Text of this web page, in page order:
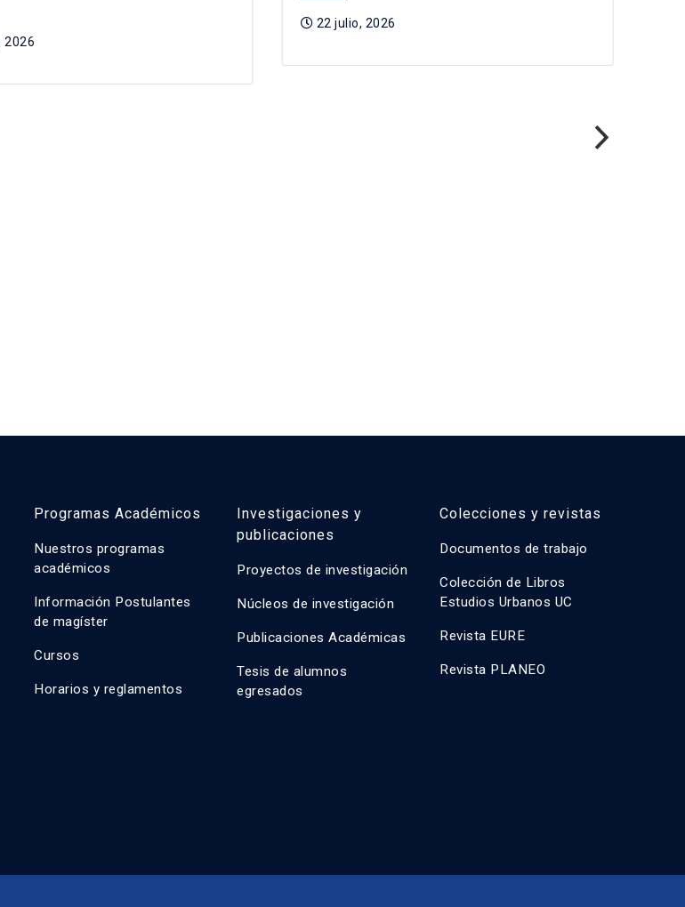
2026
22 julio, 2026
Programas Académicos
Nuestros programas
académicos
Información Postulantes
de magíster
Cursos
Horarios y reglamentos
Investigaciones y
publicaciones
Proyectos de investigación
Núcleos de investigación
Publicaciones Académicas
Tesis de alumnos
egresados
Colecciones y revistas
Documentos de trabajo
Colección de Libros
Estudios Urbanos UC
Revista EURE
Revista PLANEO